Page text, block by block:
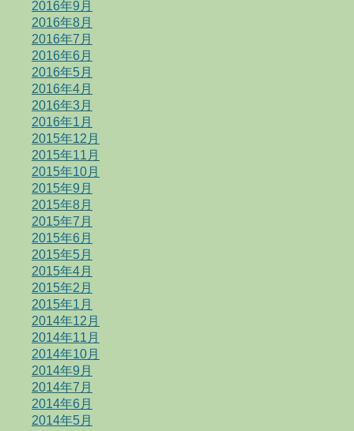
2016年9月
2016年8月
2016年7月
2016年6月
2016年5月
2016年4月
2016年3月
2016年1月
2015年12月
2015年11月
2015年10月
2015年9月
2015年8月
2015年7月
2015年6月
2015年5月
2015年4月
2015年2月
2015年1月
2014年12月
2014年11月
2014年10月
2014年9月
2014年7月
2014年6月
2014年5月